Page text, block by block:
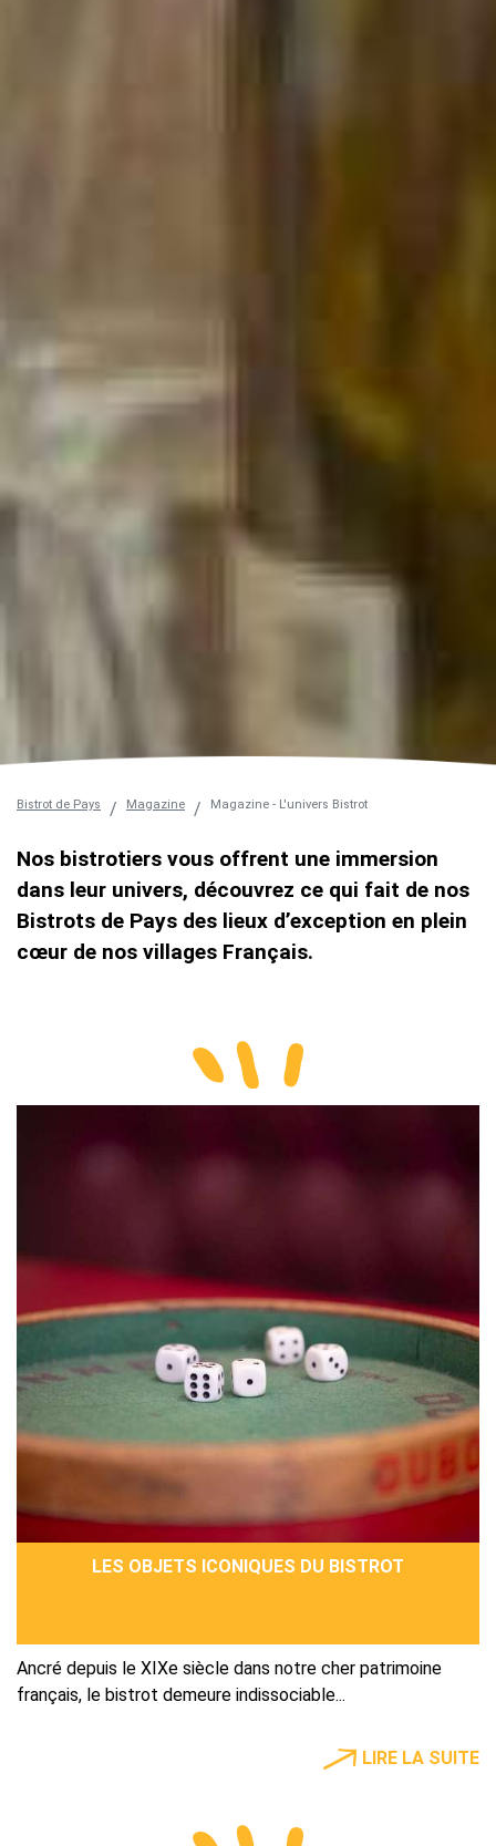
Bistrot de Pays Magazine Magazine - L'univers Bistrot
Nos bistrotiers vous offrent une immersion
dans leur univers, découvrez ce qui fait de nos
Bistrots de Pays des lieux d’exception en plein
cœur de nos villages Français.
LES OBJETS ICONIQUES DU BISTROT
Ancré depuis le XIXe siècle dans notre cher patrimoine
français, le bistrot demeure indissociable...
LIRE LA SUITE